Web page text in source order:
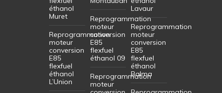
éthanol
Muret
Reprogrammation
moteur
conversion
E85
flexfuel
éthanol
L’Union
Reprogrammation
moteur
conversion
E85
flexfuel
éthanol 09
Reprogrammation
moteur
Lavaur
Reprogrammation
moteur
conversion
E85
flexfuel
éthanol
Balma